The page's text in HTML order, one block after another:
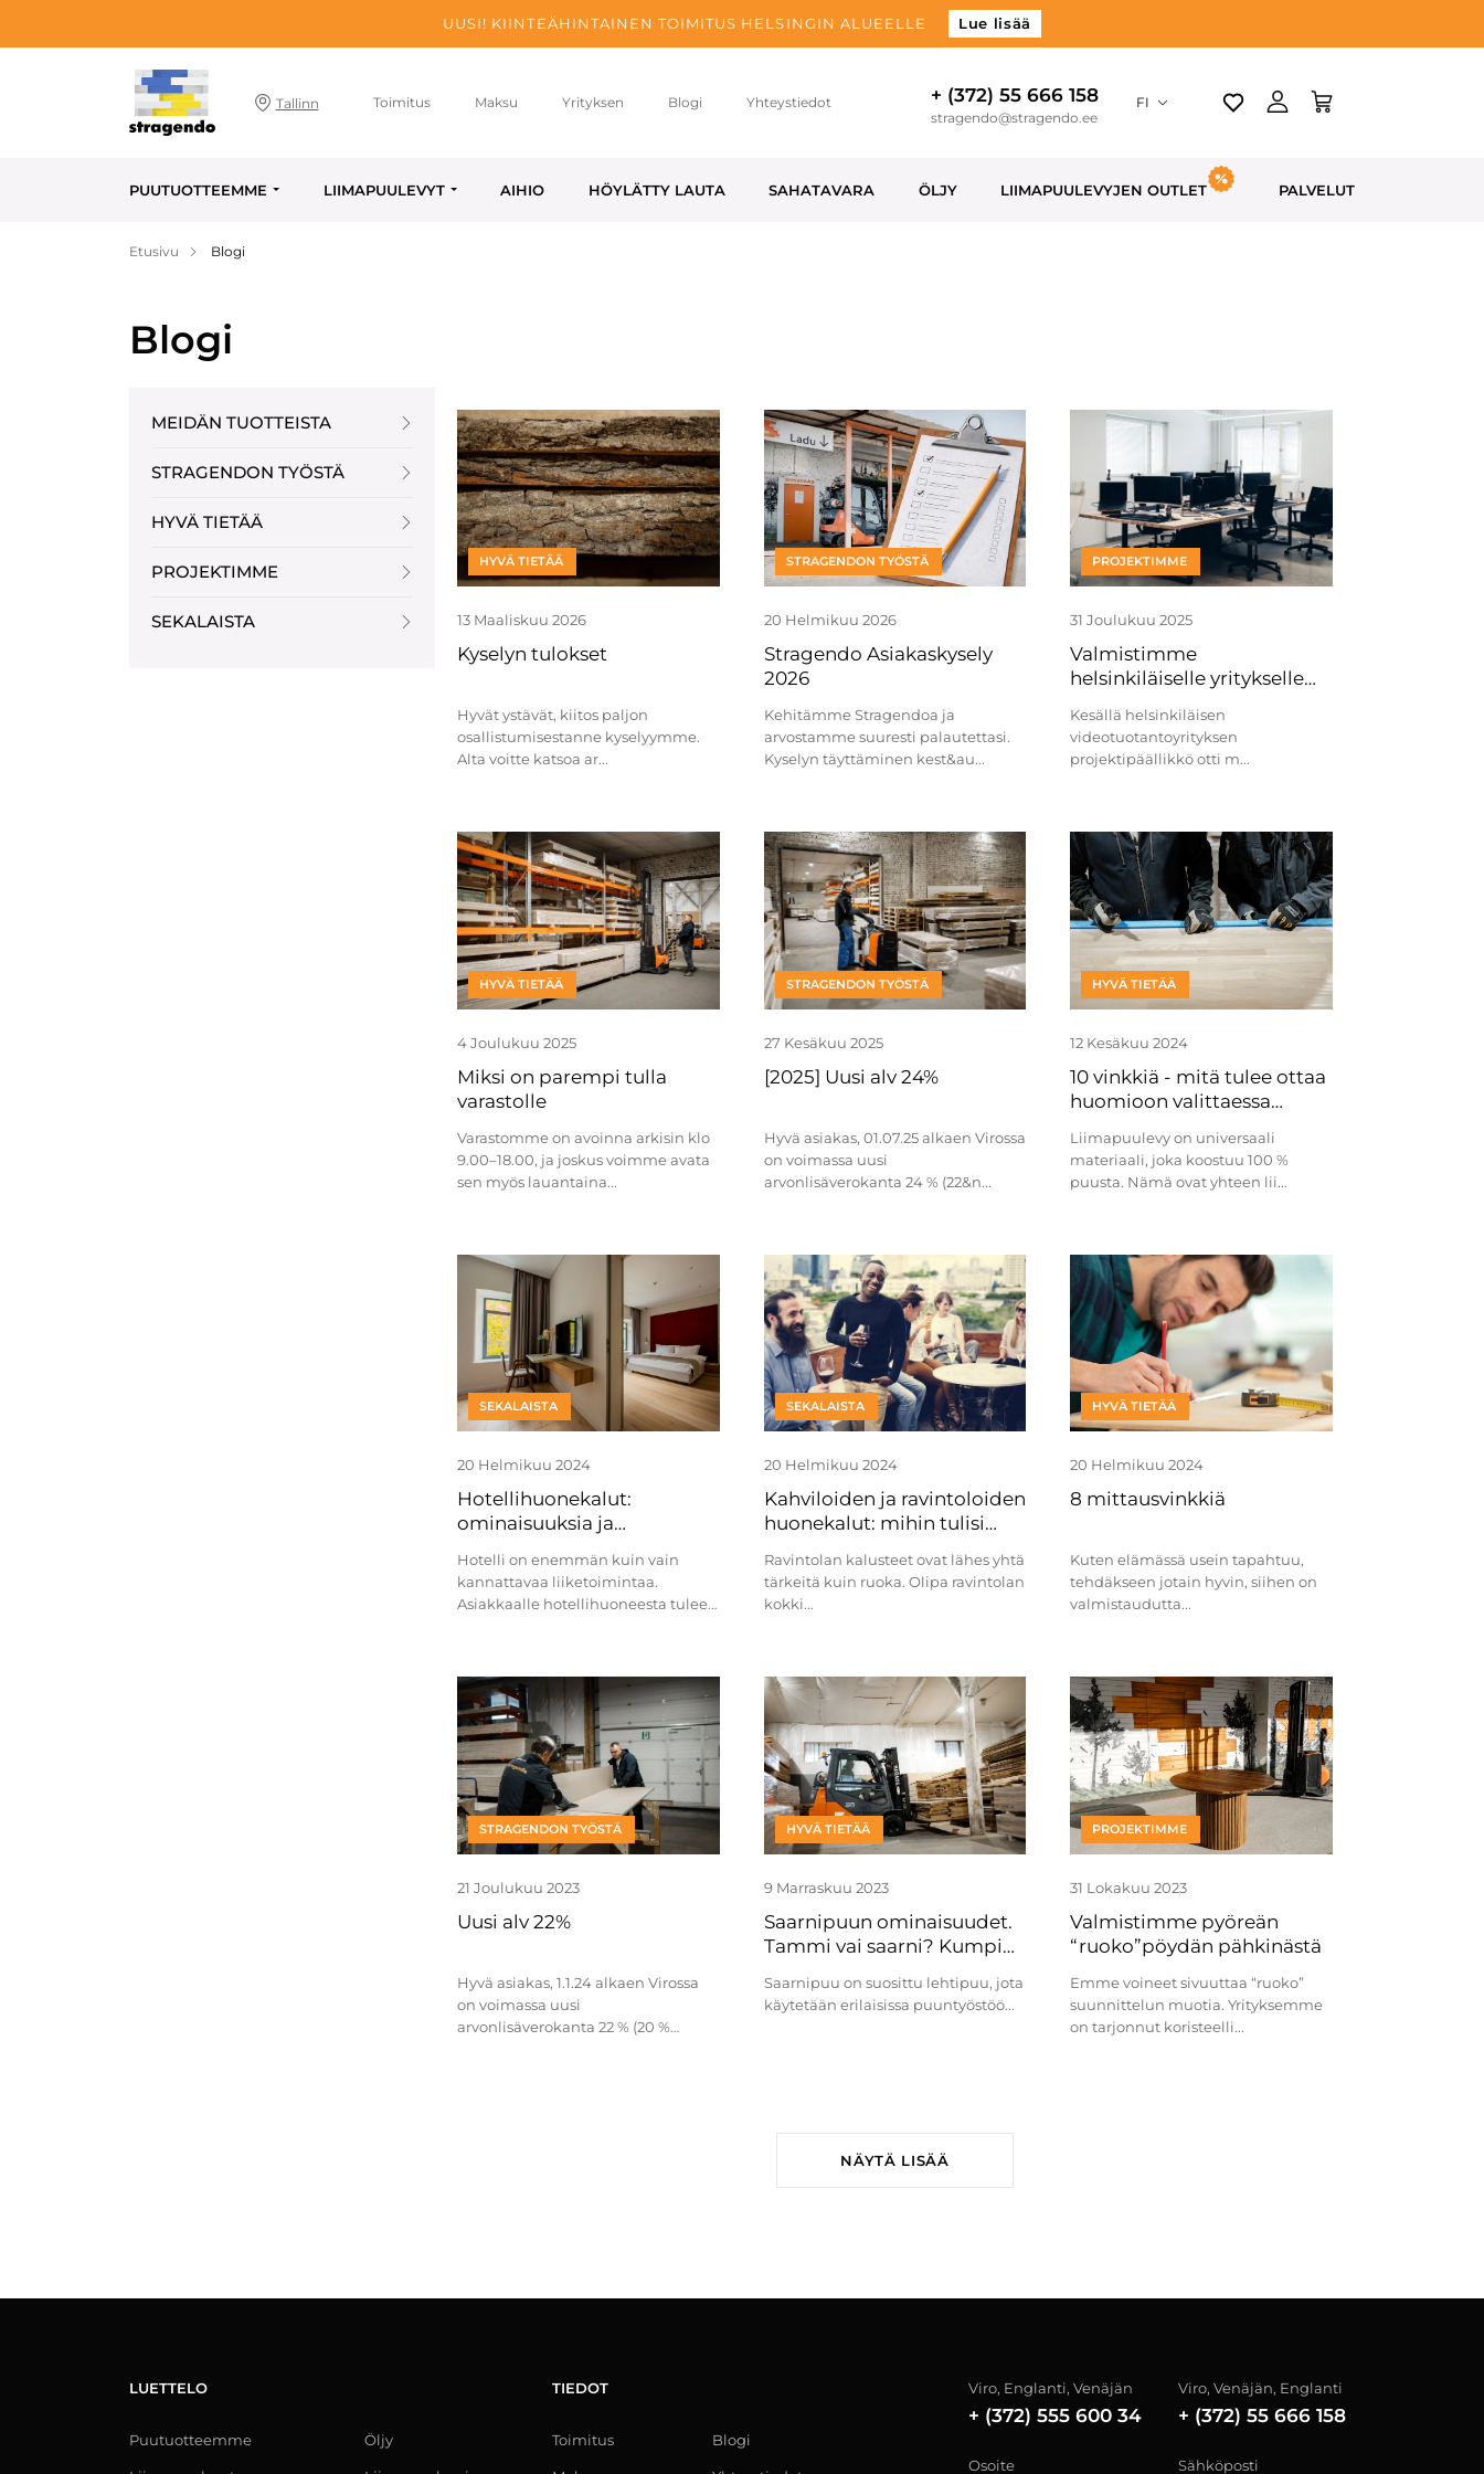
UUSI! KIINTEÄHINTAINEN TOIMITUS HELSINGIN ALUEELLE Lue lisää
Tallinn Toimitus Maksu Yrityksen Blogi Yhteystiedot + (372) 55 666 158
stragendo@stragendo.ee
FI
PUUTUOTTEEMME LIIMAPUULEVYT AIHIO HÖYLÄTTY LAUTA SAHATAVARA ÖLJY LIIMAPUULEVYJEN OUTLET PALVELUT
Etusivu Blogi
Blogi
MEIDÄN TUOTTEISTA
STRAGENDON TYÖSTÄ
HYVÄ TIETÄÄ
PROJEKTIMME
SEKALAISTA
HYVÄ TIETÄÄ
13 Maaliskuu 2026
Kyselyn tulokset
Hyvät ystävät, kiitos paljon
osallistumisestanne kyselyymme.
Alta voitte katsoa ar...
STRAGENDON TYÖSTÄ
20 Helmikuu 2026
Stragendo Asiakaskysely
2026
Kehitämme Stragendoa ja
arvostamme suuresti palautettasi.
Kyselyn täyttäminen kest&au...
PROJEKTIMME
31 Joulukuu 2025
Valmistimme
helsinkiläiselle yritykselle
sisustuskokonaisuuden
Kesällä helsinkiläisen
videotuotantoyrityksen
projektipäällikkö otti m...
HYVÄ TIETÄÄ
4 Joulukuu 2025
Miksi on parempi tulla
varastolle
Varastomme on avoinna arkisin klo
9.00–18.00, ja joskus voimme avata
sen myös lauantaina...
STRAGENDON TYÖSTÄ
27 Kesäkuu 2025
[2025] Uusi alv 24%
Hyvä asiakas, 01.07.25 alkaen Virossa
on voimassa uusi
arvonlisäverokanta 24 % (22&n...
HYVÄ TIETÄÄ
12 Kesäkuu 2024
10 vinkkiä - mitä tulee ottaa
huomioon valittaessa
Liimapuulevy on universaali
materiaali, joka koostuu 100 %
puusta. Nämä ovat yhteen lii...
SEKALAISTA
20 Helmikuu 2024
Hotellihuonekalut:
ominaisuuksia ja
Hotelli on enemmän kuin vain
kannattavaa liiketoimintaa.
Asiakkaalle hotellihuoneesta tulee
SEKALAISTA
20 Helmikuu 2024
Kahviloiden ja ravintoloiden
huonekalut: mihin tulisi
Ravintolan kalusteet ovat lähes yhtä
tärkeitä kuin ruoka. Olipa ravintolan
kokki...
HYVÄ TIETÄÄ
20 Helmikuu 2024
8 mittausvinkkiä
Kuten elämässä usein tapahtuu,
tehdäkseen jotain hyvin, siihen on
valmistaudutta...
STRAGENDON TYÖSTÄ
21 Joulukuu 2023
Uusi alv 22%
Hyvä asiakas, 1.1.24 alkaen Virossa
on voimassa uusi
arvonlisäverokanta 22 % (20 %
HYVÄ TIETÄÄ
9 Marraskuu 2023
Saarnipuun ominaisuudet.
Tammi vai saarni? Kumpi
Saarnipuu on suosittu lehtipuu, jota
käytetään erilaisissa puuntyöstöö...
PROJEKTIMME
31 Lokakuu 2023
Valmistimme pyöreän
“ruoko”pöydän pähkinästä
Emme voineet sivuuttaa “ruoko”
suunnittelun muotia. Yrityksemme
on tarjonnut koristeelli...
NÄYTÄ LISÄÄ
LUETTELO
Puutuotteemme Öljy
TIEDOT
Toimitus Blogi
Viro, Englanti, Venäjän
+ (372) 555 600 34
Viro, Venäjän, Englanti
+ (372) 55 666 158
Osoite Sähköposti